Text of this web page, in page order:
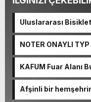
Uluslararası Bisiklet
NOTER ONAYLI
KAFUM Fuar Alanı
Şenlendi.
Afşinli bir
güçlenerek ilerliyor.